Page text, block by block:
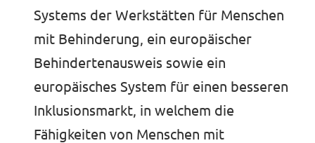
Systems der Werkstätten für Menschen
mit Behinderung, ein europäischer
Behindertenausweis sowie ein
europäisches System für einen besseren
Inklusionsmarkt, in welchem die
Fähigkeiten von Menschen mit